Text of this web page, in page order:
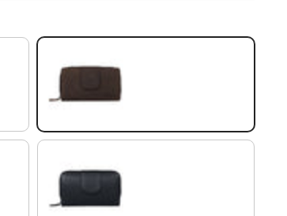
marrone pallido